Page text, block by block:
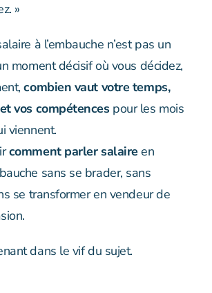
»
à l’embauche n’est pas un
moment décisif où vous décidez,
combien vaut votre temps,
vos compétencespour les mois
viennent.
comment parler salaireen
sans se brader, sans
se transformer en vendeur de
dans le vif du sujet.